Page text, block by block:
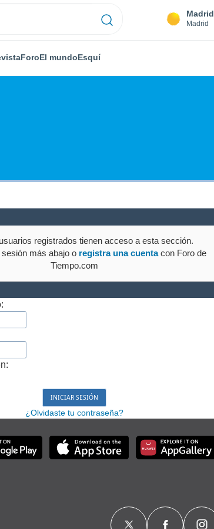
Madrid
Madrid
ForoEl mundoEsquí
registrados tienen acceso a esta sección.
más abajo o registra una cuentacon Foro de
Tiempo.com
¿Olvidaste tu contraseña?